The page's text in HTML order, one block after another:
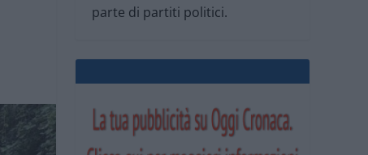
parte di partiti politici.